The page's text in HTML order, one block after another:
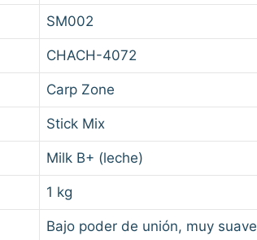
SM002
CHACH-4072
Carp Zone
Stick Mix
Milk B+ (leche)
1 kg
Bajo poder de unión, muy suave